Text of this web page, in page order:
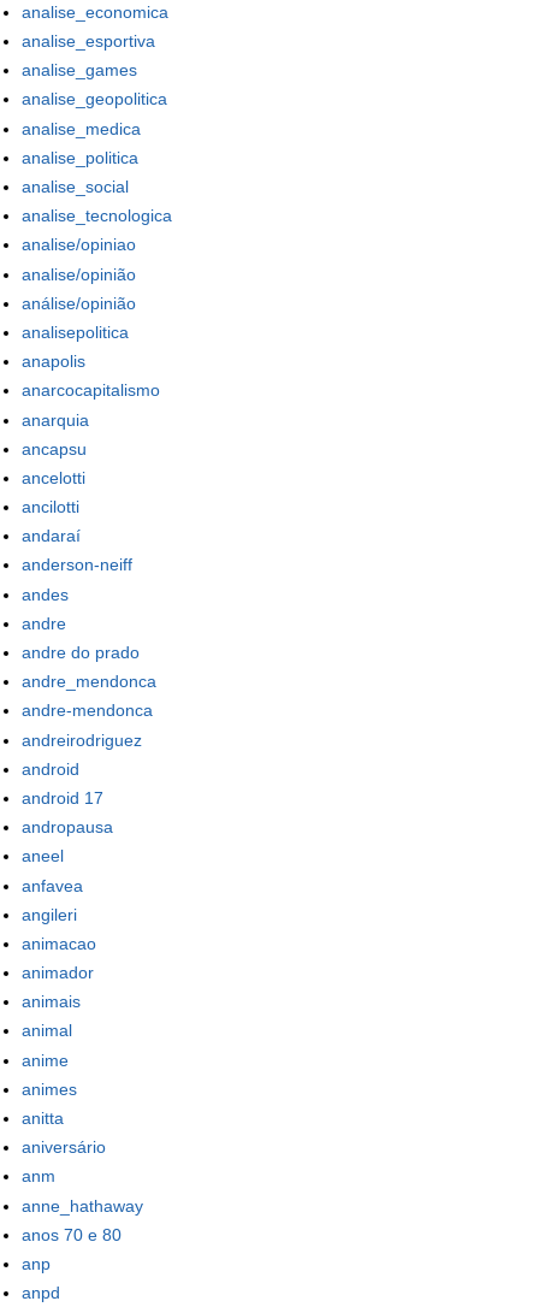
analise_economica
analise_esportiva
analise_games
analise_geopolitica
analise_medica
analise_politica
analise_social
analise_tecnologica
analise/opiniao
analise/opinião
análise/opinião
analisepolitica
anapolis
anarcocapitalismo
anarquia
ancapsu
ancelotti
ancilotti
andaraí
anderson-neiff
andes
andre
andre do prado
andre_mendonca
andre-mendonca
andreirodriguez
android
android 17
andropausa
aneel
anfavea
angileri
animacao
animador
animais
animal
anime
animes
anitta
aniversário
anm
anne_hathaway
anos 70 e 80
anp
anpd